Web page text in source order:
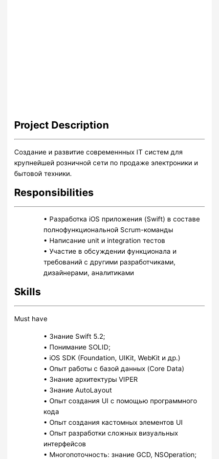
Project Description
Создание и развитие современнных IT систем для
крупнейшей розничной сети по продаже электроники и
бытовой техники.
Responsibilities
• Разработка iOS приложения (Swift) в составе
полнофункциональной Scrum-команды
• Написание unit и integration тестов
• Участие в обсуждении функционала и
требований с другими разработчиками,
дизайнерами, аналитиками
Skills
Must have
• Знание Swift 5.2;
• Понимание SOLID;
• iOS SDK (Foundation, UIKit, WebKit и др.)
• Опыт работы с базой данных (Core Data)
• Знание архитектуры VIPER
• Знание AutoLayout
• Опыт создания UI с помощью программного
кода
• Опыт создания кастомных элементов UI
• Опыт разработки сложных визуальных
интерфейсов
• Многопоточность: знание GCD, NSOperation;